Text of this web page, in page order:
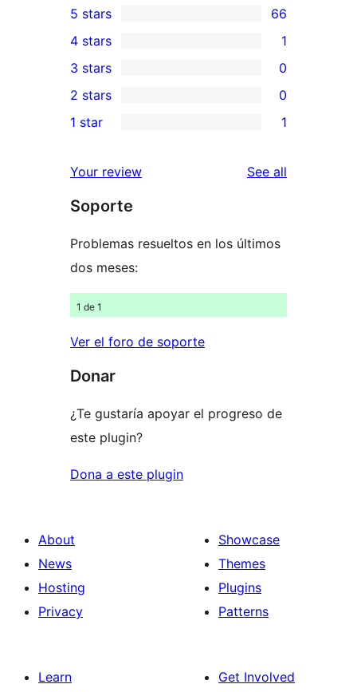
66
5-
star
reviews
5 stars 66
4-
star
review
4 stars 1
0
3-
star
3 stars 0
2-
reviews
2 stars 0
star
review
1 star 1
Your review See all
Soporte
Problemas resueltos en los últimos
dos meses:
1 de 1
Ver el foro de soporte
Donar
¿Te gustaría apoyar el progreso de
este plugin?
Dona a este plugin
About
News
Hosting
Privacy
Showcase
Themes
Plugins
Patterns
Learn
Get Involved